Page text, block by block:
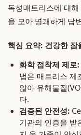
독성매트리스에 대
을 모아 명쾌하게 답
핵심 요약: 건강한 잠
화학 접착제 제로:
법은 매트리스 제
않아 유해물질
다.
검증된 안전성:
기관의 인증을 받